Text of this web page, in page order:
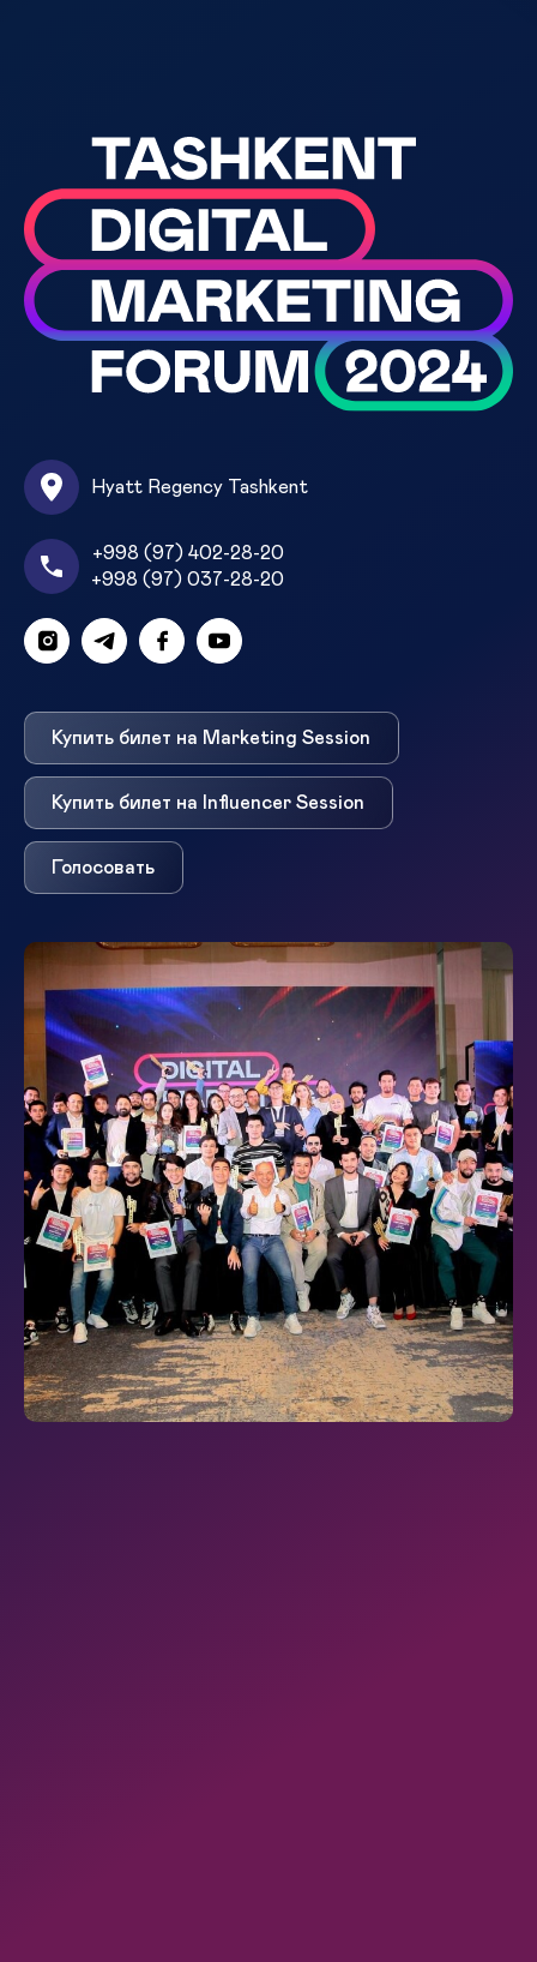
Hyatt Regency Tashkent
+998 (97) 402-28-20
+998 (97) 037-28-20
Купить билет на Marketing Session
Купить билет на Influencer Session
Голосовать